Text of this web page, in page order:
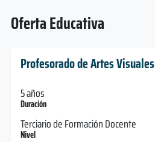
Oferta Educativa
Profesorado de Artes Visuales
5 años
Duración
Terciario de Formación Docente
Nivel